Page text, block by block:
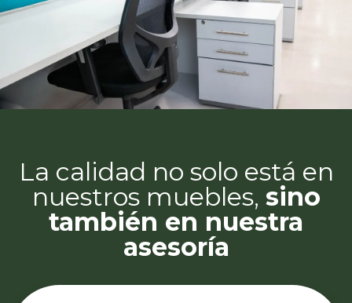
La calidad no solo está en
nuestros muebles, sino
también en nuestra
asesoría